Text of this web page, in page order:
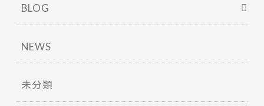
BLOG
NEWS
未分類